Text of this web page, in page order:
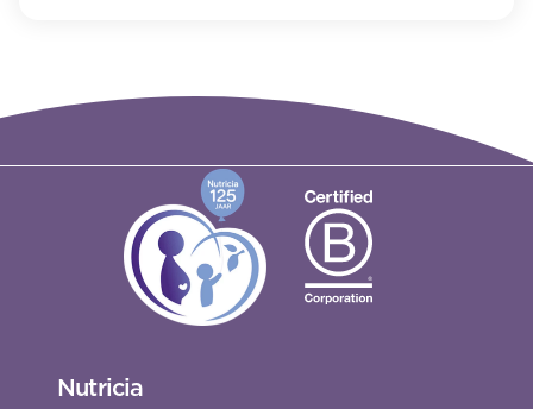
Nutricia